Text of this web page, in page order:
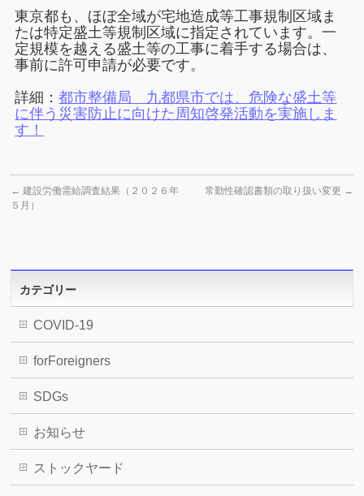
東京都も、ほぼ全域が宅地造成等工事規制区域ま
たは特定盛土等規制区域に指定されています。一
定規模を越える盛土等の工事に着手する場合は、
事前に許可申請が必要です。
詳細：都市整備局 九都県市では、危険な盛土等
に伴う災害防止に向けた周知啓発活動を実施しま
す！
← 建設労働需給調査結果（２０２６年
５月）
常勤性確認書類の取り扱い変更 →
カテゴリー
COVID-19
forForeigners
SDGs
お知らせ
ストックヤード